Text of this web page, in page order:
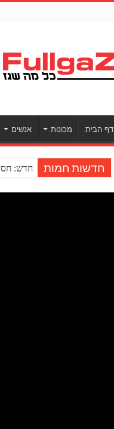
דף הבית מכונות אנשים
חדשות חמות חדש: